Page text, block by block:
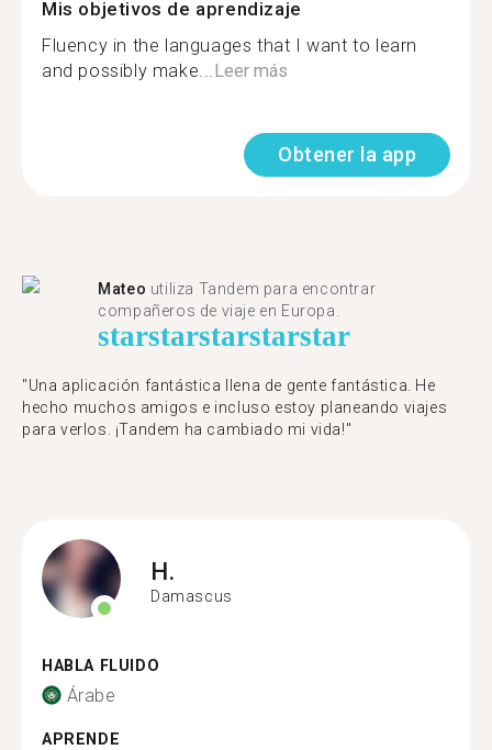
Mis objetivos de aprendizaje
Fluency in the languages that I want to learn
and possibly make...Leer más
Obtener la app
Mateo utiliza Tandem para encontrar
compañeros de viaje en Europa.
starstarstarstarstar
"Una aplicación fantástica llena de gente fantástica. He
hecho muchos amigos e incluso estoy planeando viajes
para verlos. ¡Tandem ha cambiado mi vida!"
H.
Damascus
HABLA FLUIDO
Árabe
APRENDE